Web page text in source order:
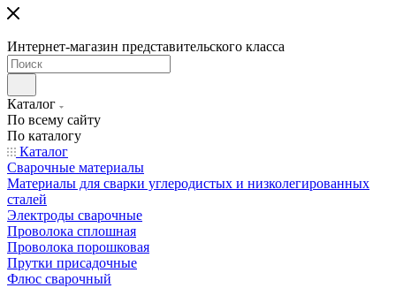
Интернет-магазин представительского класса
Каталог
По всему сайту
По каталогу
Каталог
Сварочные материалы
Материалы для сварки углеродистых и низколегированных
сталей
Электроды сварочные
Проволока сплошная
Проволока порошковая
Прутки присадочные
Флюс сварочный